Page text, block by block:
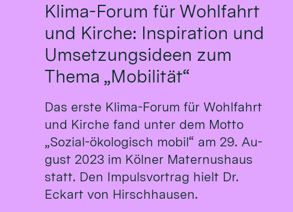
Klima-Forum für Wohlfahrt
und Kirche: Inspiration und
Umsetzungsideen zum
Thema „Mobilität“
Das erste Klima-Fo­rum für Wohl­fahrt
und Kirche fand un­ter dem Mot­to
„So­zial-öko­logisch mo­bil“ am 29. Au­
gust 2023 im Köl­ner Ma­ternus­haus
statt. Den Impulsvortrag hielt Dr.
Eckart von Hirsch­hausen.